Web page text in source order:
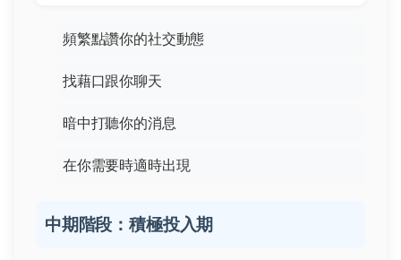
頻繁點讚你的社交動態
找藉口跟你聊天
暗中打聽你的消息
在你需要時適時出現
中期階段：積極投入期